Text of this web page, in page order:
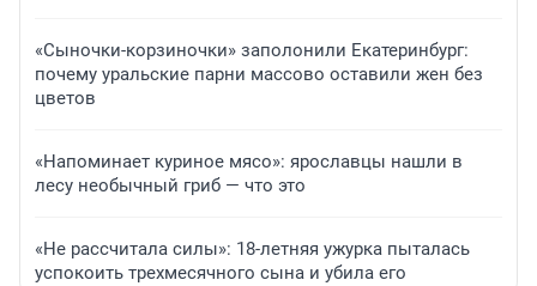
«Сыночки-корзиночки» заполонили Екатеринбург:
почему уральские парни массово оставили жен без
цветов
«Напоминает куриное мясо»: ярославцы нашли в
лесу необычный гриб — что это
«Не рассчитала силы»: 18-летняя ужурка пыталась
успокоить трехмесячного сына и убила его